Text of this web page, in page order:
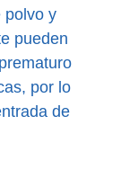
polvo y
pueden
por lo
de